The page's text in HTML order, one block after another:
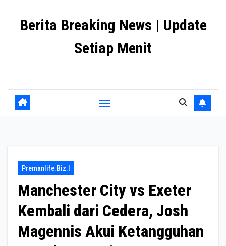
Berita Breaking News | Update
Setiap Menit
Premanlife.biz.i
Manchester City vs Exeter
Kembali dari Cedera, Josh
Magennis Akui Ketangguhan